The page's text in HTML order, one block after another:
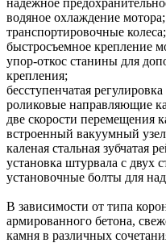
водяное охлаждение мотора;
транспортировочные колеса;
быстросъемное крепление
упор-откос станины для
крепления;
бесступенчатая
роликовые направляющие
две скорости перемещения
встроенный вакуумный
каленая стальная зубчатая
установка штурвала с двух
установочные болты для
В зависимости от типа
армированного бетона,
камня в различных